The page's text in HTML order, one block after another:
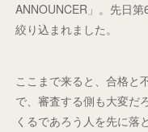
ANNOUNCER」。先日
絞り込まれました。
ここまで来ると、合格と
で、審査する側も大変だ
くるであろう人を先に落